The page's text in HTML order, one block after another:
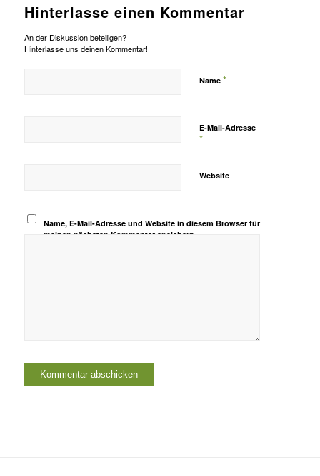
Hinterlasse einen Kommentar
An der Diskussion beteiligen?
Hinterlasse uns deinen Kommentar!
Name *
E-Mail-Adresse
*
Website
Name, E-Mail-Adresse und Website in diesem Browser für
meinen nächsten Kommentar speichern.